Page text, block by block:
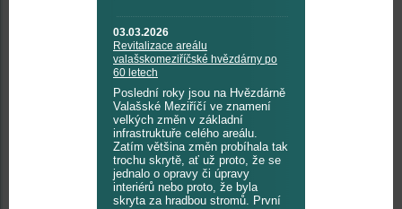
03.03.2026
Revitalizace areálu
valašskomeziříčské hvězdárny po
60 letech
Poslední roky jsou na Hvězdárně
Valašské Meziříčí ve znamení
velkých změn v základní
infrastruktuře celého areálu.
Zatím většina změn probíhala tak
trochu skrytě, ať už proto, že se
jednalo o opravy či úpravy
interiérů nebo proto, že byla
skryta za hradbou stromů. První